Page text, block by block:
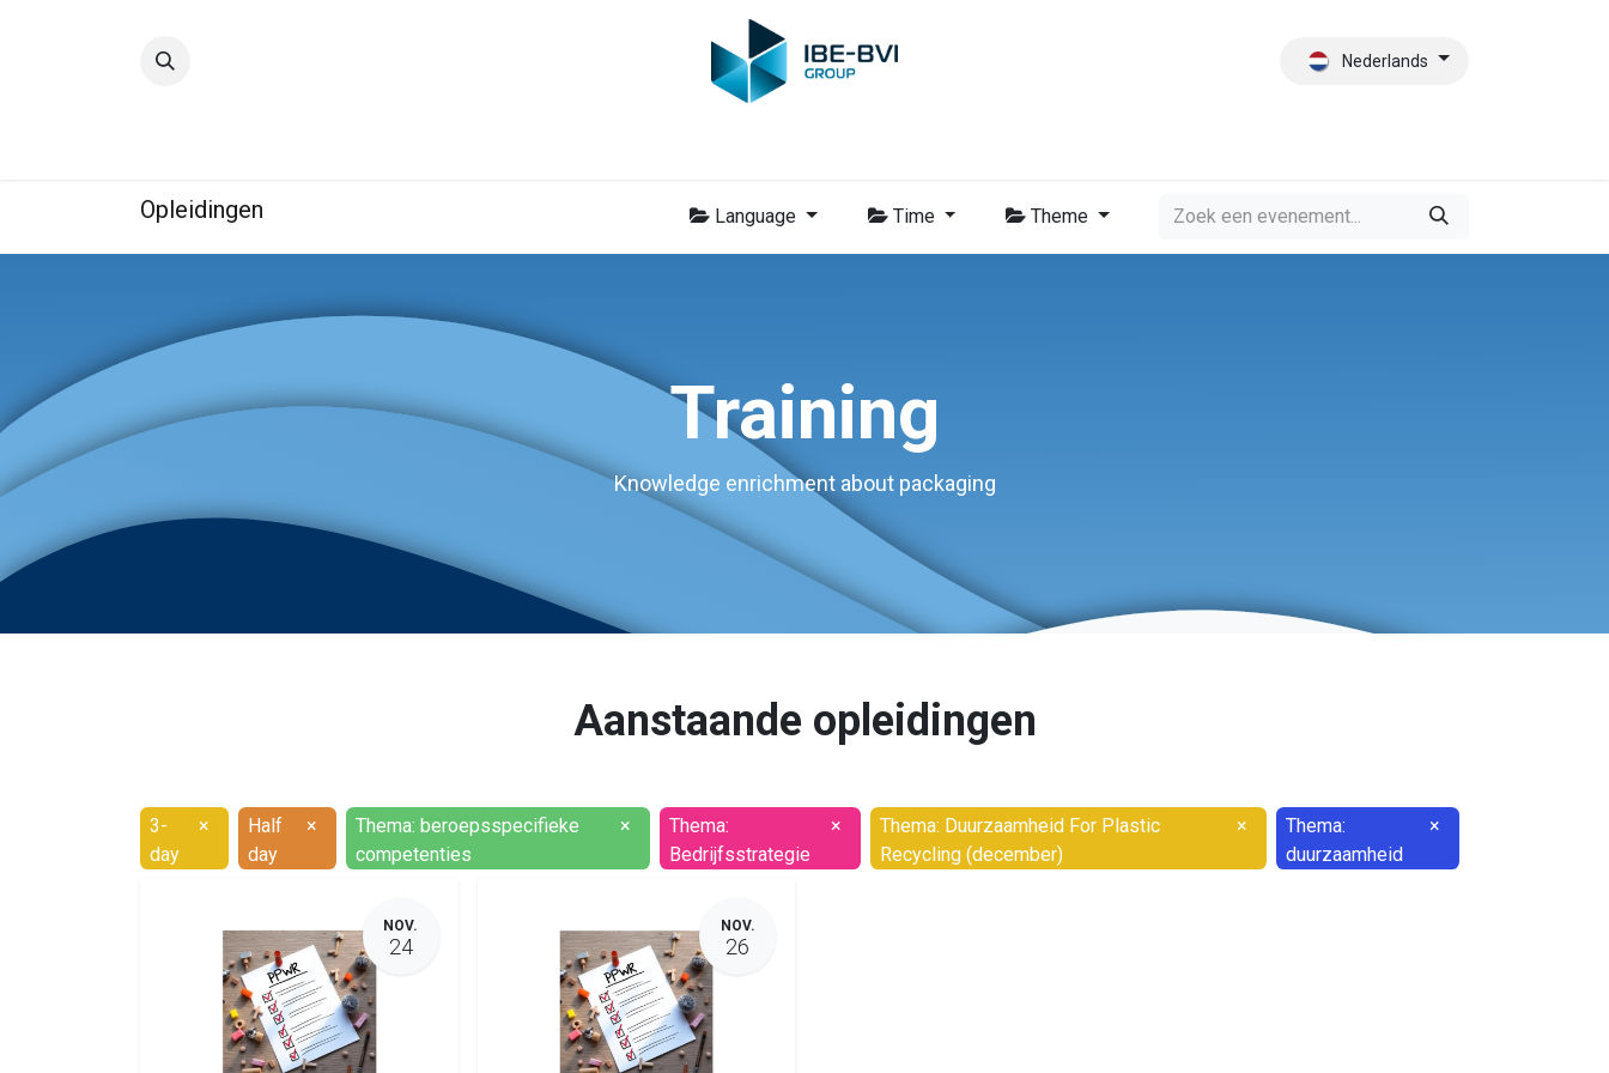
Nederlands
Opleidingen Language Time Theme
Training
Knowledge enrichment about packaging
Aanstaande opleidingen
3-
day
×
Half
day
×
Thema: beroepsspecifieke
competenties
×
Thema:
Bedrijfsstrategie
×
Thema: Duurzaamheid For Plastic
Recycling (december)
×
Thema:
duurzaamheid
×
NOV.
24
NOV.
26